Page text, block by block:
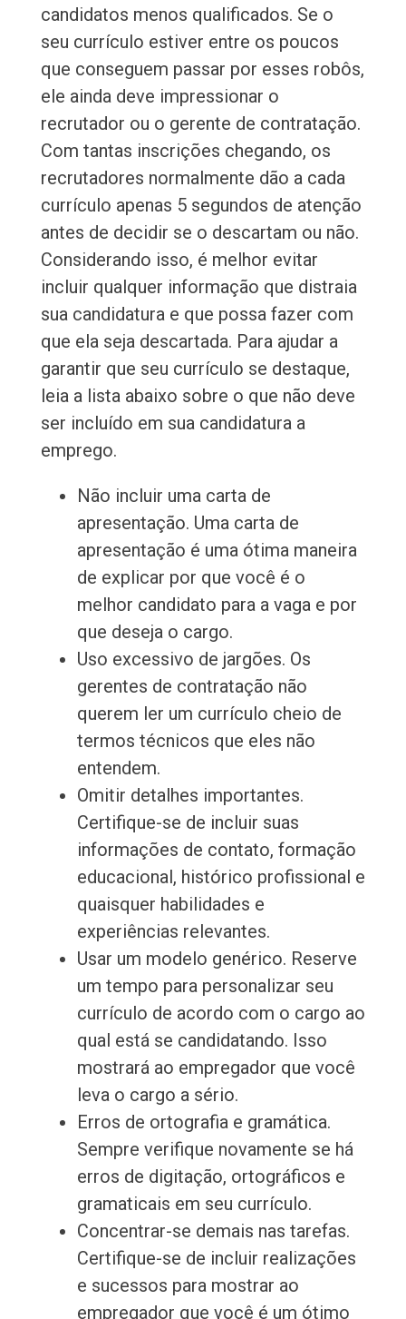
candidatos menos qualificados. Se o
seu currículo estiver entre os poucos
que conseguem passar por esses robôs,
ele ainda deve impressionar o
recrutador ou o gerente de contratação.
Com tantas inscrições chegando, os
recrutadores normalmente dão a cada
currículo apenas 5 segundos de atenção
antes de decidir se o descartam ou não.
Considerando isso, é melhor evitar
incluir qualquer informação que distraia
sua candidatura e que possa fazer com
que ela seja descartada. Para ajudar a
garantir que seu currículo se destaque,
leia a lista abaixo sobre o que não deve
ser incluído em sua candidatura a
emprego.
Não incluir uma carta de
apresentação. Uma carta de
apresentação é uma ótima maneira
de explicar por que você é o
melhor candidato para a vaga e por
que deseja o cargo.
Uso excessivo de jargões. Os
gerentes de contratação não
querem ler um currículo cheio de
termos técnicos que eles não
entendem.
Omitir detalhes importantes.
Certifique-se de incluir suas
informações de contato, formação
educacional, histórico profissional e
quaisquer habilidades e
experiências relevantes.
Usar um modelo genérico. Reserve
um tempo para personalizar seu
currículo de acordo com o cargo ao
qual está se candidatando. Isso
mostrará ao empregador que você
leva o cargo a sério.
Erros de ortografia e gramática.
Sempre verifique novamente se há
erros de digitação, ortográficos e
gramaticais em seu currículo.
Concentrar-se demais nas tarefas.
Certifique-se de incluir realizações
e sucessos para mostrar ao
empregador que você é um ótimo